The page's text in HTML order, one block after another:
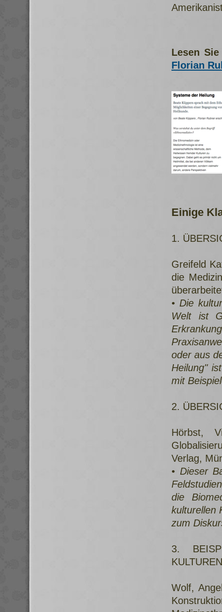
Lesen
Florian
Einige
1.
Greifeld
die
• Die
Welt ist
oder aus
Heilung"
mit
2.
Hörbst,
Verlag,
• Dieser
die
kulturellen
zum
3.
KULTUREN
Wolf,